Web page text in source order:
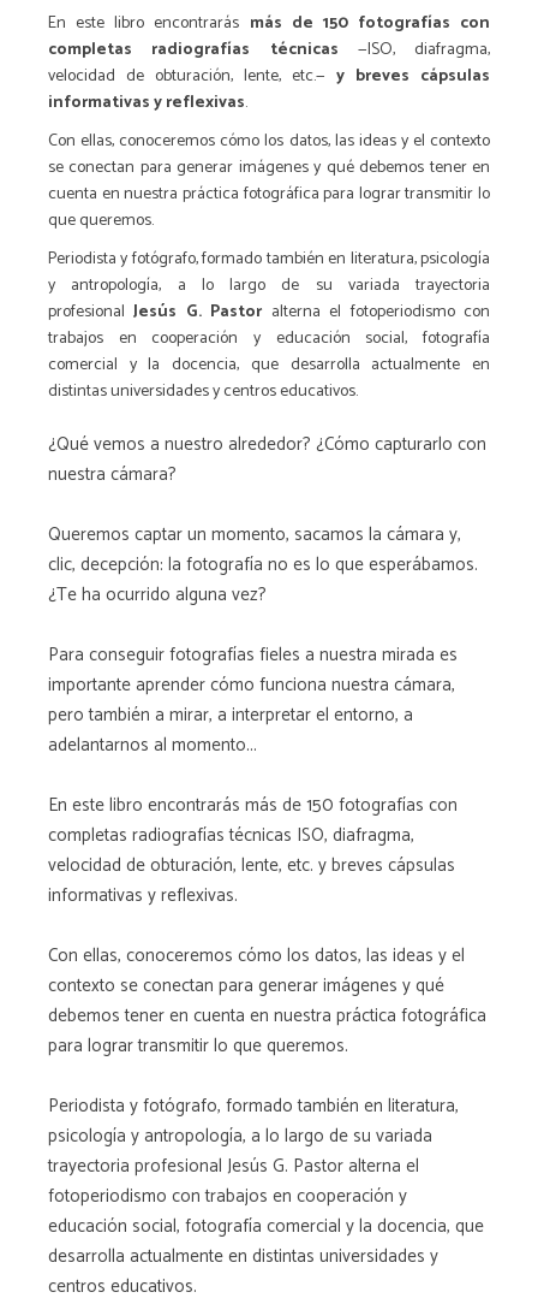
En este libro encontrarás más de 150 fotografías con
completas radiografías técnicas —ISO, diafragma,
velocidad de obturación, lente, etc.— y breves cápsulas
informativas y reflexivas.
Con ellas, conoceremos cómo los datos, las ideas y el contexto
se conectan para generar imágenes y qué debemos tener en
cuenta en nuestra práctica fotográfica para lograr transmitir lo
que queremos.
Periodista y fotógrafo, formado también en literatura, psicología
y antropología, a lo largo de su variada trayectoria
profesionalJesús G. Pastor alterna el fotoperiodismo con
trabajos en cooperación y educación social, fotografía
comercial y la docencia, que desarrolla actualmente en
distintas universidades y centros educativos.
¿Qué vemos a nuestro alrededor? ¿Cómo capturarlo con
nuestra cámara?
Queremos captar un momento, sacamos la cámara y,
clic, decepción: la fotografía no es lo que esperábamos.
¿Te ha ocurrido alguna vez?
Para conseguir fotografías fieles a nuestra mirada es
importante aprender cómo funciona nuestra cámara,
pero también a mirar, a interpretar el entorno, a
adelantarnos al momento...
En este libro encontrarás más de 150 fotografías con
completas radiografías técnicas ISO, diafragma,
velocidad de obturación, lente, etc. y breves cápsulas
informativas y reflexivas.
Con ellas, conoceremos cómo los datos, las ideas y el
contexto se conectan para generar imágenes y qué
debemos tener en cuenta en nuestra práctica fotográfica
para lograr transmitir lo que queremos.
Periodista y fotógrafo, formado también en literatura,
psicología y antropología, a lo largo de su variada
trayectoria profesional Jesús G. Pastor alterna el
fotoperiodismo con trabajos en cooperación y
educación social, fotografía comercial y la docencia, que
desarrolla actualmente en distintas universidades y
centros educativos.